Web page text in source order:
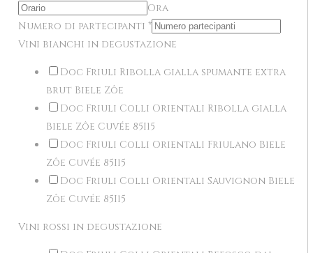
Ora
Numero di partecipanti *
Vini bianchi in degustazione
Doc Friuli Ribolla gialla spumante extra
brut Biele Zôe
Doc Friuli Colli Orientali Ribolla gialla
Biele Zôe Cuvée 85I15
Doc Friuli Colli Orientali Friulano Biele
Zôe Cuvée 85I15
Doc Friuli Colli Orientali Sauvignon Biele
Zôe Cuvée 85I15
Vini rossi in degustazione